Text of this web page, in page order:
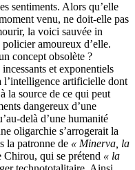
sentiments. Alors qu’elle
venu, ne doit-elle pas
la voici sauvée in
amoureux d’elle.
concept obsolète ?
et exponentiels
l’intelligence artificielle dont
la source de ce qui peut
dangereux d’une
delà d’une humanité
oligarchie s’arrogerait la
la patronne de « Minerva, la
Chirou, qui se prétend « la